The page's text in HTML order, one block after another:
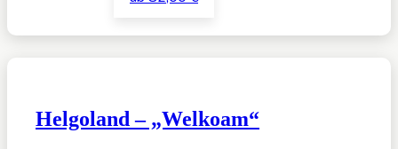
Helgoland – „Welkoam“